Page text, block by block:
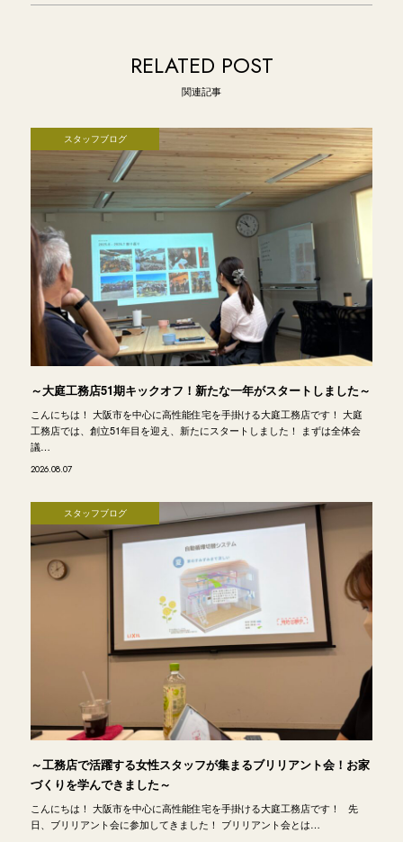
RELATED POST
関連記事
スタッフブログ
～大庭工務店51期キックオフ！新たな一年がスタートしました～
こんにちは！ 大阪市を中心に高性能住宅を手掛ける大庭工務店です！ 大庭
工務店では、創立51年目を迎え、新たにスタートしました！ まずは全体会
議…
2026.08.07
スタッフブログ
～工務店で活躍する女性スタッフが集まるブリリアント会！お家
づくりを学んできました～
こんにちは！ 大阪市を中心に高性能住宅を手掛ける大庭工務店です！ 先
日、ブリリアント会に参加してきました！ ブリリアント会とは…